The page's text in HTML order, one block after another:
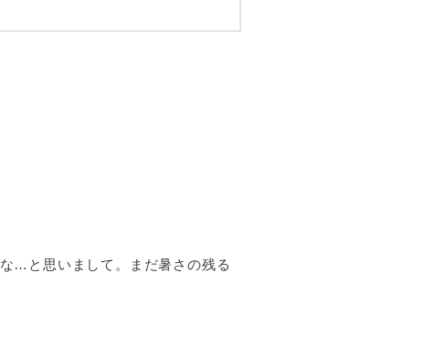
…と思いまして。まだ暑さの残る